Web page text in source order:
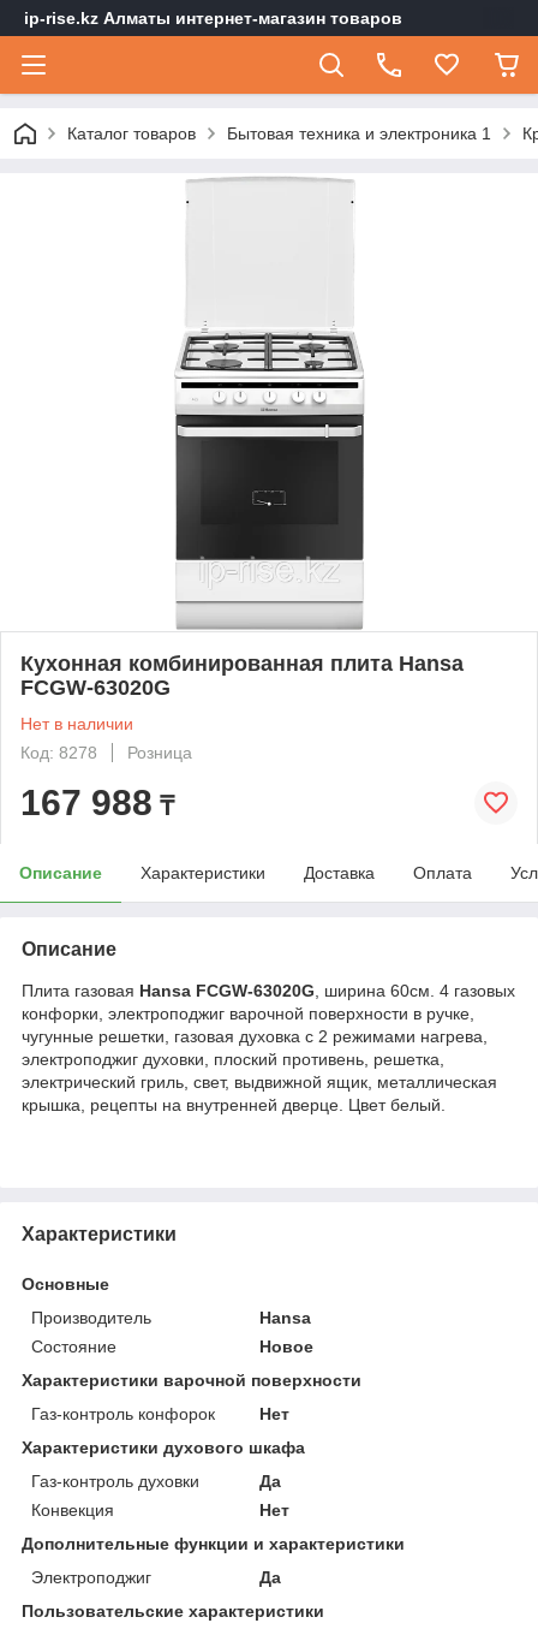
ip-rise.kz Алматы интернет-магазин товаров
Каталог товаров Бытовая техника и электроника 1
Кухонная комбинированная плита Hansa
FCGW-63020G
Нет в наличии
Код: 8278
Розница
167 988 ₸
Описание Характеристики Доставка Оплата
Описание
Плита газовая Hansa FCGW-63020G , ширина 60см. 4 газовых
конфорки, электроподжиг варочной поверхности в ручке,
чугунные решетки, газовая духовка с 2 режимами нагрева,
электроподжиг духовки, плоский противень, решетка,
электрический гриль, свет, выдвижной ящик, металлическая
крышка, рецепты на внутренней дверце. Цвет белый.
Характеристики
Основные
Производитель
Hansa
Состояние
Новое
Характеристики варочной поверхности
Газ-контроль конфорок
Нет
Характеристики духового шкафа
Газ-контроль духовки
Да
Конвекция
Нет
Дополнительные функции и характеристики
Электроподжиг
Да
Пользовательские характеристики